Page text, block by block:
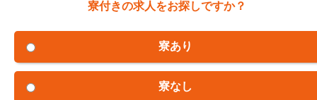
寮付きの求人をお探しですか？
寮あり
寮なし